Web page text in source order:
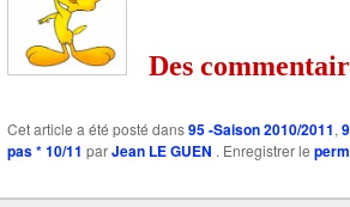
Des
Cet article a été posté dans95 -Saison 2010/2011,
pas * 10/11 parJean LE GUEN . Enregistrer le